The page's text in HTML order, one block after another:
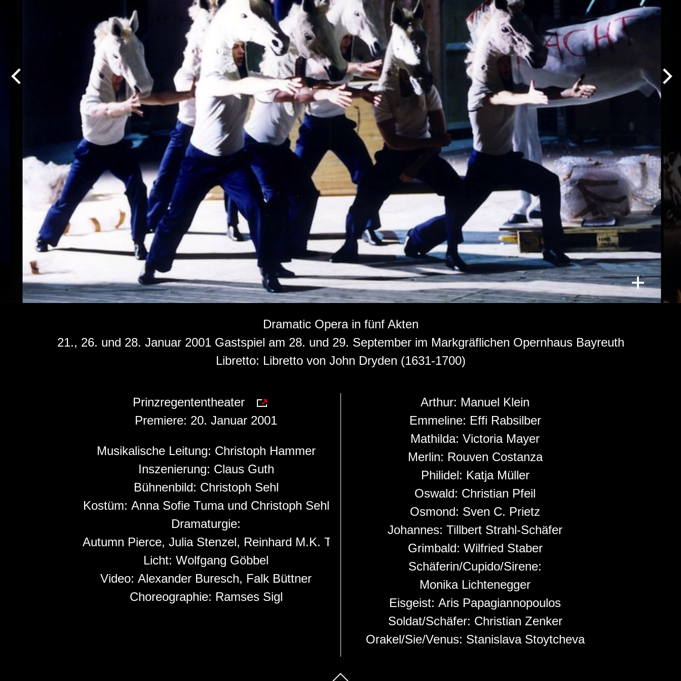
Dramatic Opera in fünf Akten
21., 26. und 28. Januar 2001 Gastspiel am 28. und 29. September im Markgräflichen Opernhaus Bayreuth
Libretto: Libretto von John Dryden (1631-1700)
Prinzregententheater
Premiere: 20. Januar 2001
Musikalische Leitung: Christoph Hammer
Inszenierung: Claus Guth
Bühnenbild: Christoph Sehl
Kostüm: Anna Sofie Tuma und Christoph Sehl
Dramaturgie:
Autumn Pierce, Julia Stenzel, Reinhard M.K. Thasler
Licht: Wolfgang Göbbel
Video: Alexander Buresch, Falk Büttner
Choreographie: Ramses Sigl
Arthur: Manuel Klein
Emmeline: Effi Rabsilber
Mathilda: Victoria Mayer
Merlin: Rouven Costanza
Philidel: Katja Müller
Oswald: Christian Pfeil
Osmond: Sven C. Prietz
Johannes: Tillbert Strahl-Schäfer
Grimbald: Wilfried Staber
Schäferin/Cupido/Sirene:
Monika Lichtenegger
Eisgeist: Aris Papagiannopoulos
Soldat/Schäfer: Christian Zenker
Orakel/Sie/Venus: Stanislava Stoytcheva